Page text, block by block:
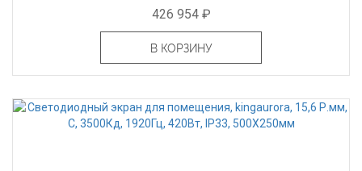
426 954 ₽
В КОРЗИНУ